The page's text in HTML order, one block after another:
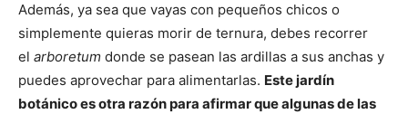
Además, ya sea que vayas con pequeños chicos o
simplemente quieras morir de ternura, debes recorrer
el arboretum donde se pasean las ardillas a sus anchas y
puedes aprovechar para alimentarlas. Este jardín
botánico es otra razón para afirmar que algunas de las